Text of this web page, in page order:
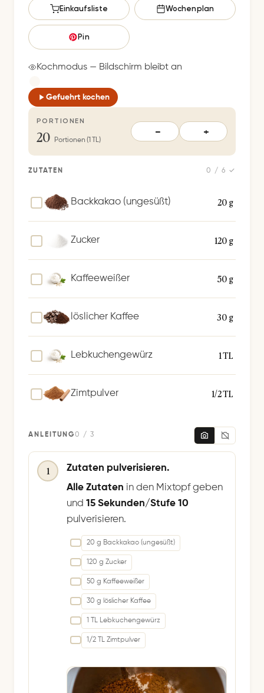
s
e
c
e
r
p
e
c
n
Einkaufsliste Wochenplan
Pin
Kochmodus — Bildschirm bleibt an
Gefuehrt kochen
PORTIONEN
20 Portionen (1 TL)
− +
ZUTATEN 0 / 6 ✓
20 g
Backkakao (ungesüßt)
120 g
Zucker
50 g
Kaffeeweißer
30 g
löslicher Kaffee
1 TL
Lebkuchengewürz
1/2 TL
Zimtpulver
ANLEITUNG0 / 3
1
Zutaten pulverisieren.
Alle Zutaten in den Mixtopf geben
und 15 Sekunden/Stufe 10
pulverisieren.
20 g Backkakao (ungesüßt)
120 g Zucker
50 g Kaffeeweißer
30 g löslicher Kaffee
1 TL Lebkuchengewürz
1/2 TL Zimtpulver